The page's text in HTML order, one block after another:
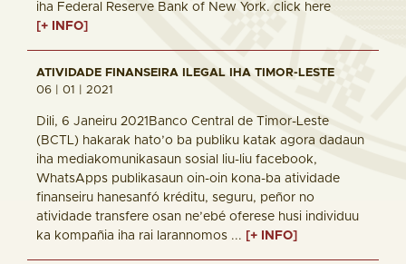
iha Federal Reserve Bank of New York. click here
[+ INFO]
ATIVIDADE FINANSEIRA ILEGAL IHA TIMOR-LESTE
06 | 01 | 2021
Dili, 6 Janeiru 2021Banco Central de Timor-Leste
(BCTL) hakarak hato’o ba publiku katak agora dadaun
iha mediakomunikasaun sosial liu-liu facebook,
WhatsApps publikasaun oin-oin kona-ba atividade
finanseiru hanesanfó kréditu, seguru, peñor no
atividade transfere osan ne’ebé oferese husi individuu
ka kompañia iha rai larannomos ... [+ INFO]